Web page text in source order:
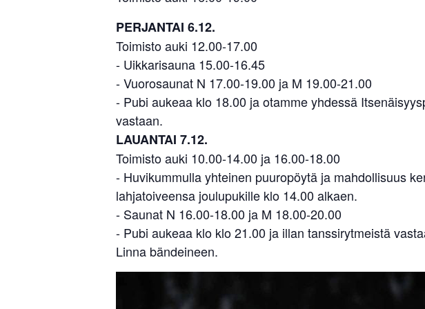
PERJANTAI 6.12.
Toimisto auki 12.00-17.00
- Uikkarisauna 15.00-16.45
- Vuorosaunat N 17.00-19.00 ja M 19.00-21.00
- Pubi aukeaa klo 18.00 ja otamme yhdessä
vastaan.
LAUANTAI 7.12.
Toimisto auki 10.00-14.00 ja 16.00-18.00
- Huvikummulla yhteinen puuropöytä ja mahdollisuus
lahjatoiveensa joulupukille klo 14.00 alkaen.
- Saunat N 16.00-18.00 ja M 18.00-20.00
- Pubi aukeaa klo klo 21.00 ja illan tanssirytmeistä
Linna bändeineen.